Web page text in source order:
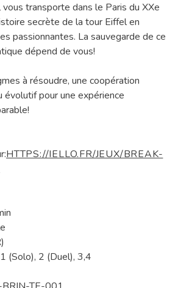
transporte dans le Paris du XXe
secrète de la tour Eiffel en
passionnantes. La sauvegarde de ce
dépend de vous!
à résoudre, une coopération
évolutif pour une expérience
HTTPS://IELLO.FR/JEUX/BREAK-
(Solo), 2 (Duel), 3,4